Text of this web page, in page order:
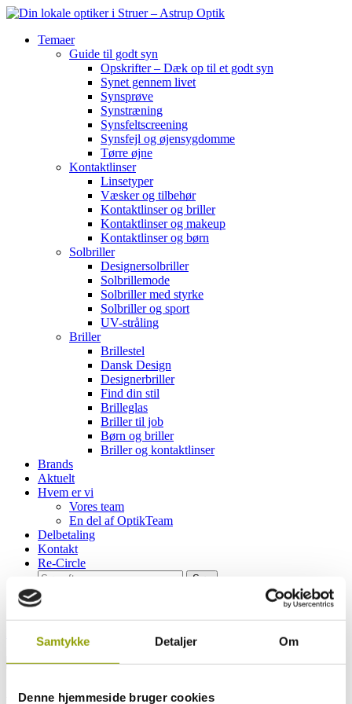
Samtykke Detaljer Om
Denne hjemmeside bruger cookies
Temaer
Guide til godt syn
Opskrifter – Dæk op til et godt syn
Synet gennem livet
Synsprøve
Synstræning
Synsfeltscreening
Synsfejl og øjensygdomme
Tørre øjne
Kontaktlinser
Linsetyper
Væsker og tilbehør
Kontaktlinser og briller
Kontaktlinser og makeup
Kontaktlinser og børn
Solbriller
Designersolbriller
Solbrillemode
Solbriller med styrke
Solbriller og sport
UV-stråling
Briller
Brillestel
Dansk Design
Designerbriller
Find din stil
Brilleglas
Briller til job
Børn og briller
Briller og kontaktlinser
Brands
Aktuelt
Hvem er vi
Vores team
En del af OptikTeam
Delbetaling
Kontakt
Re-Circle